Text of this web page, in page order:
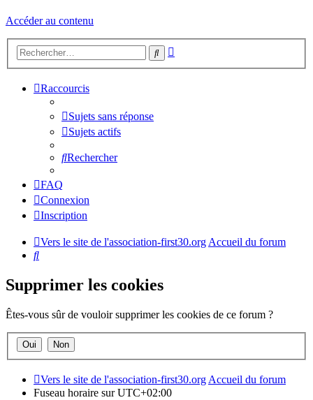
Accéder au contenu
Rechercher
Raccourcis
Sujets sans réponse
Sujets actifs
Rechercher
FAQ
Connexion
Inscription
Vers le site de l'association-first30.org Accueil du forum
Rechercher
Supprimer les cookies
Êtes-vous sûr de vouloir supprimer les cookies de ce forum ?
Vers le site de l'association-first30.orgAccueil du forum
Fuseau horaire surUTC+02:00